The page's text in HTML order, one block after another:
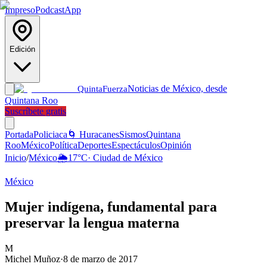
ImpresoPodcastApp
Edición
QuintaFuerzaNoticias de México, desde
Quintana Roo
Suscríbete gratis
PortadaPoliciaca 🌀 HuracanesSismosQuintana
RooMéxicoPolíticaDeportesEspectáculosOpinión
Inicio/México🌦️17°C· Ciudad de México
México
Mujer indígena, fundamental para
preservar la lengua materna
M
Michel Muñoz·8 de marzo de 2017